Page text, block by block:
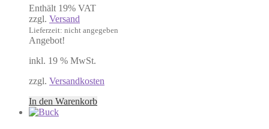
war:
250,00 €
Enthält 19% VAT
zzgl. Versand
Lieferzeit: nicht angegeben
Angebot!
inkl. 19 % MwSt.
zzgl. Versandkosten
In den Warenkorb